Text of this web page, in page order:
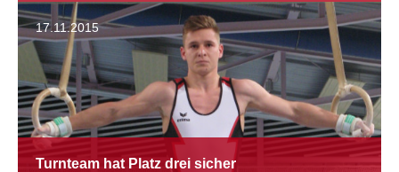
17.11.2015
Turnteam hat Platz drei sicher